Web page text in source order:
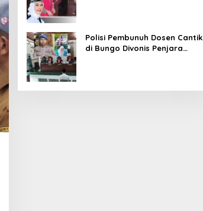
Polisi Pembunuh Dosen Cantik
di Bungo Divonis Penjara